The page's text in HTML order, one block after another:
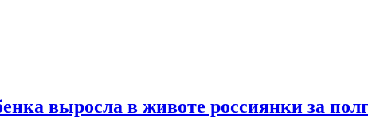
выросла в животе россиянки за